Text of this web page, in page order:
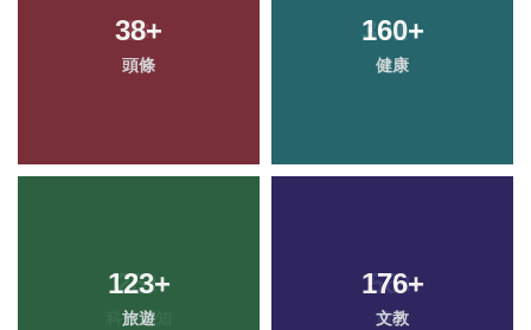
38+
頭條
160+
健康
123+
旅遊
176+
文教